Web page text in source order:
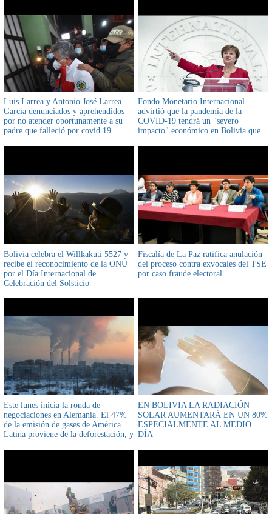
Luis Larrea y Antonio José Larrea
García denunciados y aprehendidos
por no atender oportunamente a su
padre que falleció por covid 19
Fondo Monetario Internacional
advirtió que la pandemia de la
COVID-19 tendrá un "severo
impacto" económico en Bolivia que
Bolivia celebra el Willkakuti 5527 y
recibe el reconocimiento de la ONU
por el Día Internacional de
Celebración del Solsticio
Fiscalía de La Paz ratifica anulación
del proceso contra exvocales del TSE
por caso fraude electoral
Este lunes inicia la ronda de
negociaciones en Alemania. El 47%
de la emisión de gases de América
Latina proviene de la deforestación, y
EN BOLIVIA LA RADIACIÓN
SOLAR AUMENTARÁ EN UN 80%
ESPECIALMENTE AL MEDIO
DÍA